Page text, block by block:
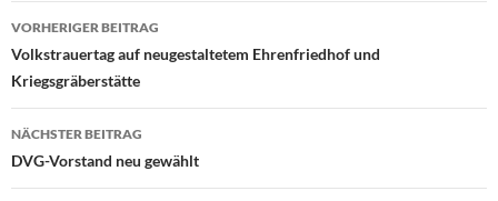
Beitragsnavigation
VORHERIGER BEITRAG
Volkstrauertag auf neugestaltetem Ehrenfriedhof und
Kriegsgräberstätte
NÄCHSTER BEITRAG
DVG-Vorstand neu gewählt